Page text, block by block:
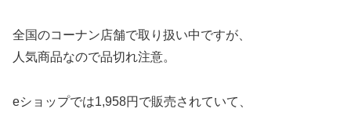
全国のコーナン店舗で取り扱い中ですが、
人気商品なので品切れ注意。
eショップでは1,958円で販売されていて、